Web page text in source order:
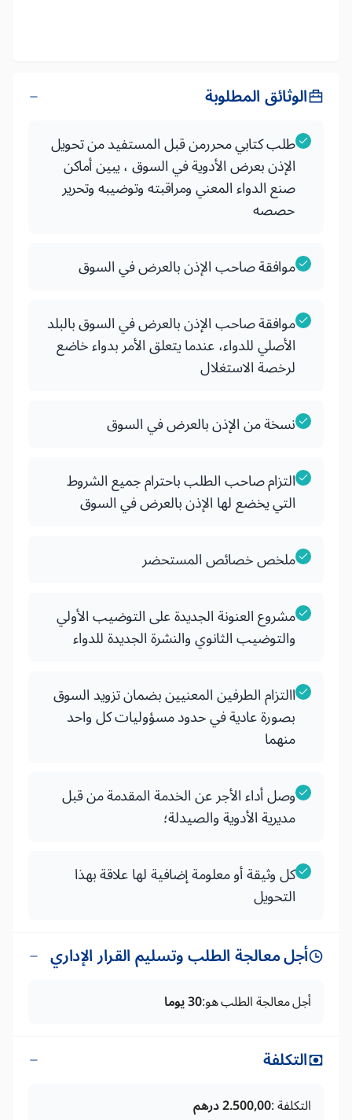
الوثائق المطلوبة
طلب كتابي محررمن قبل المستفيد من تحويل
الإذن بعرض الأدوية في السوق ، يبين أماكن
صنع الدواء المعني ومراقبته وتوضيبه وتحرير
حصصه
موافقة صاحب الإذن بالعرض في السوق
موافقة صاحب الإذن بالعرض في السوق بالبلد
الأصلي للدواء، عندما يتعلق الأمر بدواء خاضع
لرخصة الاستغلال
نسخة من الإذن بالعرض في السوق
التزام صاحب الطلب باحترام جميع الشروط
التي يخضع لها الإذن بالعرض في السوق
ملخص خصائص المستحضر
مشروع العنونة الجديدة على التوضيب الأولي
والتوضيب الثانوي والنشرة الجديدة للدواء
االتزام الطرفين المعنيين بضمان تزويد السوق
بصورة عادية في حدود مسؤوليات كل واحد
منهما
وصل أداء الأجر عن الخدمة المقدمة من قبل
مديرية الأدوية والصيدلة؛
كل وثيقة أو معلومة إضافية لها علاقة بهذا
التحويل
أجل معالجة الطلب وتسليم القرار الإداري
أجل معالجة الطلب هو:30 يوما
التكلفة
التكلفة :2.500,00 درهم